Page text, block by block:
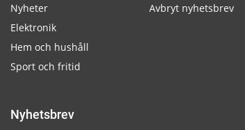
Nyheter
Elektronik
Hem och hushåll
Sport och fritid
Avbryt nyhetsbrev
Nyhetsbrev